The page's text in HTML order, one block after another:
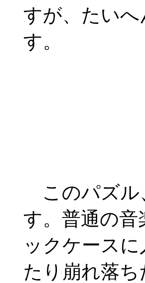
すが、たい
す。
このパズル
す。普通の
ックケース
たり崩れ落